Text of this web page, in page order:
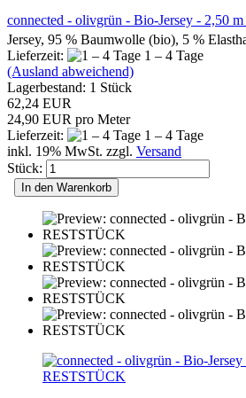
connected - olivgrün - Bio-Jersey - 2,50
Jersey, 95 % Baumwolle (bio), 5 %
Lieferzeit:
1 – 4 Tage
(Ausland abweichend)
Lagerbestand: 1 Stück
62,24 EUR
24,90 EUR pro Meter
Lieferzeit:
1 – 4 Tage
inkl. 19% MwSt. zzgl. Versand
Stück:
In den Warenkorb